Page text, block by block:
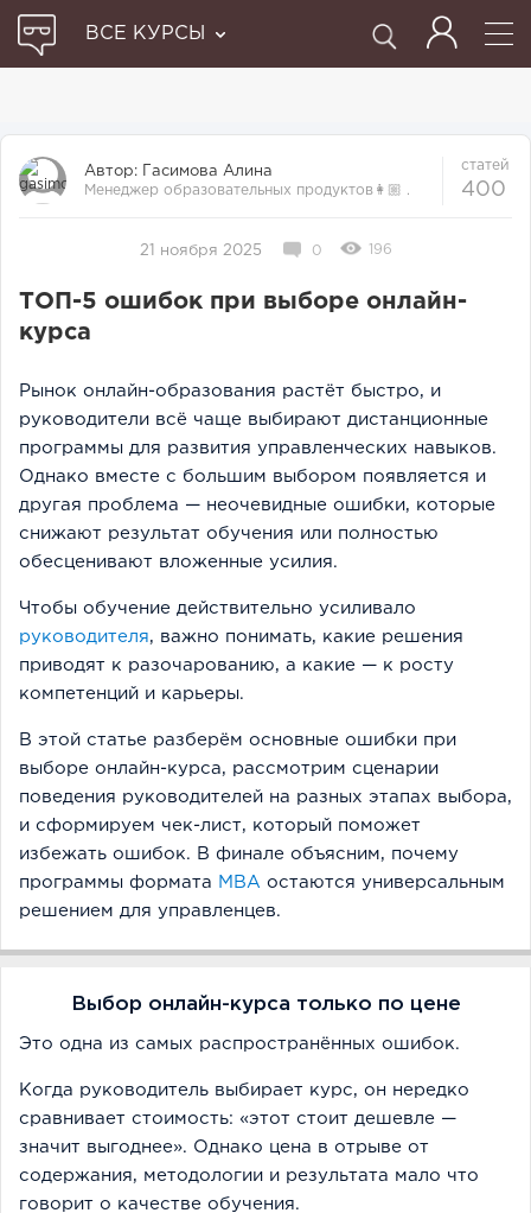
ВСЕ КУРСЫ
Автор: Гасимова Алина
Менеджер образовательных продуктов👩🏼‍ .
статей
400
21 ноября 2025 0 196
ТОП-5 ошибок при выборе онлайн-
курса
Рынок онлайн-образования растёт быстро, и
руководители всё чаще выбирают дистанционные
программы для развития управленческих навыков.
Однако вместе с большим выбором появляется и
другая проблема — неочевидные ошибки, которые
снижают результат обучения или полностью
обесценивают вложенные усилия.
Чтобы обучение действительно усиливало
руководителя, важно понимать, какие решения
приводят к разочарованию, а какие — к росту
компетенций и карьеры.
В этой статье разберём основные ошибки при
выборе онлайн-курса, рассмотрим сценарии
поведения руководителей на разных этапах выбора,
и сформируем чек-лист, который поможет
избежать ошибок. В финале объясним, почему
программы формата
MBA остаются универсальным
решением для управленцев.
Выбор онлайн-курса только по цене
Это одна из самых распространённых ошибок.
Когда руководитель выбирает курс, он нередко
сравнивает стоимость: «этот стоит дешевле —
значит выгоднее». Однако цена в отрыве от
содержания, методологии и результата мало что
говорит о качестве обучения.